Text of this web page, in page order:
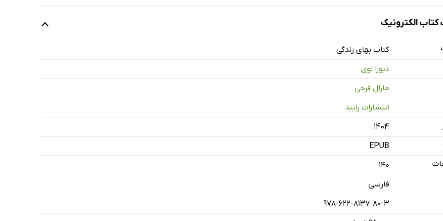
الکترونیک
کتاب بهای زندگی
دبورا لوی
مارال فرخى
انتشارات رایبد
۱۴۰۴
EPUB
140
فارسی
978-622-8137-80-3